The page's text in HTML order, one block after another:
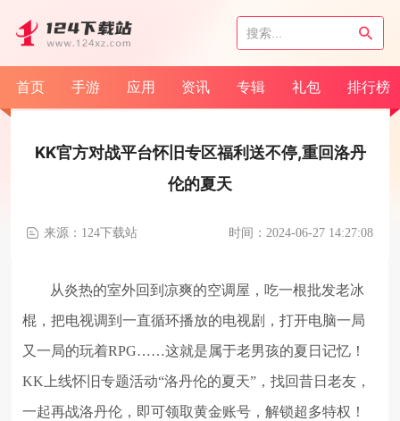
首页 手游 应用 资讯 专辑 礼包 排行榜
KK官方对战平台怀旧专区福利送不停,重回洛丹
伦的夏天
来源：124下载站 时间：2024-06-27 14:27:08
从炎热的室外回到凉爽的空调屋，吃一根批发老冰
棍，把电视调到一直循环播放的电视剧，打开电脑一局
又一局的玩着RPG……这就是属于老男孩的夏日记忆！
KK上线怀旧专题活动“洛丹伦的夏天”，找回昔日老友，
一起再战洛丹伦，即可领取黄金账号，解锁超多特权！